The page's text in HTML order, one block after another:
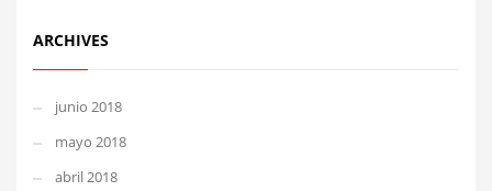
ARCHIVES
junio 2018
mayo 2018
abril 2018